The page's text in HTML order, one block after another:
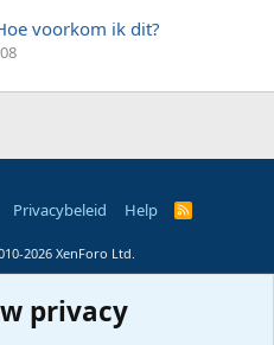
voorkom ik dit?
Privacybeleid Help
R
2026 XenForo Ltd.
privacy